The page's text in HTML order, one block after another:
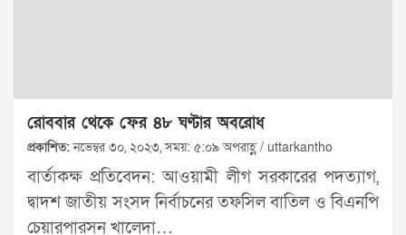
রোববার থেকে ফের ৪৮ ঘণ্টার অবরোধ
প্রকাশিত:নভেম্বর ৩০, ২০২৩, সময়: ৫:০৯ অপরাহ্ণ / uttarkantho
বার্তাকক্ষ প্রতিবেদন: আওয়ামী লীগ সরকারের পদত্যাগ,
দ্বাদশ জাতীয় সংসদ নির্বাচনের তফসিল বাতিল ও বিএনপি
চেয়ারপারসন খালেদা…